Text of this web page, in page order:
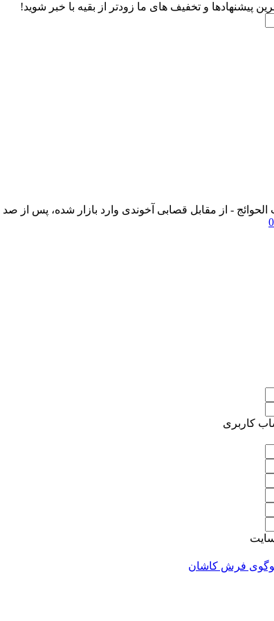
پیشنهادها و تخفیف های ما زودتر از بقیه با خبر شوید!
الحوائج - از مقابل قصابی آخوندی وارد بازار شده،
کاربری